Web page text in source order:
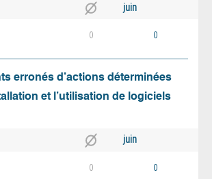
juin
0 0
erronés d’actions déterminées
et l’utilisation de logiciels
juin
0 0